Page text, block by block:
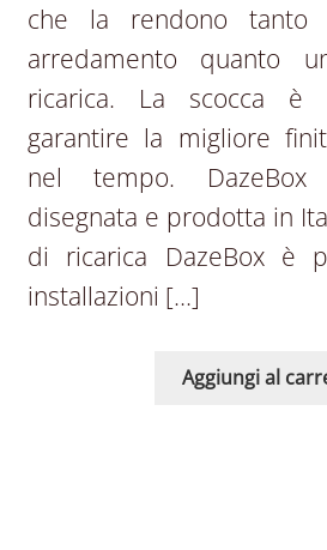
che la rendono tanto
arredamento quanto
ricarica. La scocca è
garantire la migliore
nel tempo.
disegnata e prodotta in
di ricarica DazeBox è
installazioni […]
Aggiungi al